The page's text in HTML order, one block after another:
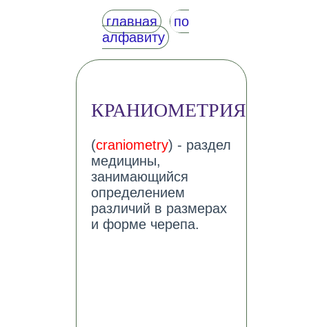
главная
по
алфавиту
КРАНИОМЕТРИЯ
(craniometry) - раздел
медицины,
занимающийся
определением
различий в размерах
и форме черепа.